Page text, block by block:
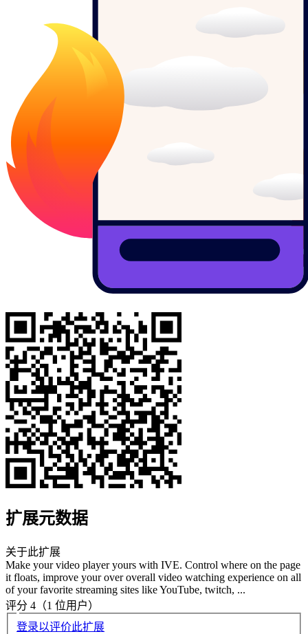
扩展元数据
关于此扩展
Make your video player yours with IVE. Control where on the page
it floats, improve your over overall video watching experience on all
of your favorite streaming sites like YouTube, twitch, ...
评分 4（1 位用户）
登录以评价此扩展